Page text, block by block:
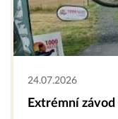
24.07.2026
Extrémní